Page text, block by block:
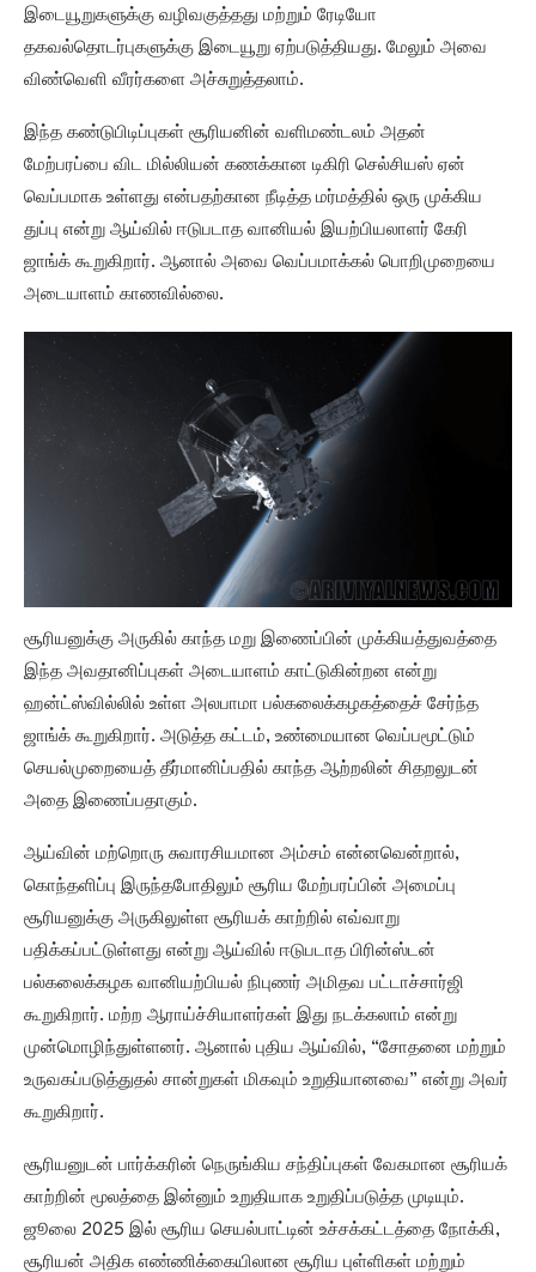
இடையூறுகளுக்கு வழிவகுத்தது மற்றும் ரேடியோ
தகவல்தொடர்புகளுக்கு இடையூறு ஏற்படுத்தியது. மேலும் அவை
விண்வெளி வீரர்களை அச்சுறுத்தலாம்.
இந்த கண்டுபிடிப்புகள் சூரியனின் வளிமண்டலம் அதன்
மேற்பரப்பை விட மில்லியன் கணக்கான டிகிரி செல்சியஸ் ஏன்
வெப்பமாக உள்ளது என்பதற்கான நீடித்த மர்மத்தில் ஒரு முக்கிய
துப்பு என்று ஆய்வில் ஈடுபடாத வானியல் இயற்பியலாளர் கேரி
ஜாங்க் கூறுகிறார். ஆனால் அவை வெப்பமாக்கல் பொறிமுறையை
அடையாளம் காணவில்லை.
சூரியனுக்கு அருகில் காந்த மறு இணைப்பின் முக்கியத்துவத்தை
இந்த அவதானிப்புகள் அடையாளம் காட்டுகின்றன என்று
ஹன்ட்ஸ்வில்லில் உள்ள அலபாமா பல்கலைக்கழகத்தைச் சேர்ந்த
ஜாங்க் கூறுகிறார். அடுத்த கட்டம், உண்மையான வெப்பமூட்டும்
செயல்முறையைத் தீர்மானிப்பதில் காந்த ஆற்றலின் சிதறலுடன்
அதை இணைப்பதாகும்.
ஆய்வின் மற்றொரு சுவாரசியமான அம்சம் என்னவென்றால்,
கொந்தளிப்பு இருந்தபோதிலும் சூரிய மேற்பரப்பின் அமைப்பு
சூரியனுக்கு அருகிலுள்ள சூரியக் காற்றில் எவ்வாறு
பதிக்கப்பட்டுள்ளது என்று ஆய்வில் ஈடுபடாத பிரின்ஸ்டன்
பல்கலைக்கழக வானியற்பியல் நிபுணர் அமிதவ பட்டாச்சார்ஜி
கூறுகிறார். மற்ற ஆராய்ச்சியாளர்கள் இது நடக்கலாம் என்று
முன்மொழிந்துள்ளனர். ஆனால் புதிய ஆய்வில், “சோதனை மற்றும்
உருவகப்படுத்துதல் சான்றுகள் மிகவும் உறுதியானவை” என்று அவர்
கூறுகிறார்.
சூரியனுடன் பார்க்கரின் நெருங்கிய சந்திப்புகள் வேகமான சூரியக்
காற்றின் மூலத்தை இன்னும் உறுதியாக உறுதிப்படுத்த முடியும்.
ஜூலை 2025 இல் சூரிய செயல்பாட்டின் உச்சக்கட்டத்தை நோக்கி,
சூரியன் அதிக எண்ணிக்கையிலான சூரிய புள்ளிகள் மற்றும்